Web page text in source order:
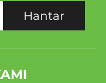
Hantar